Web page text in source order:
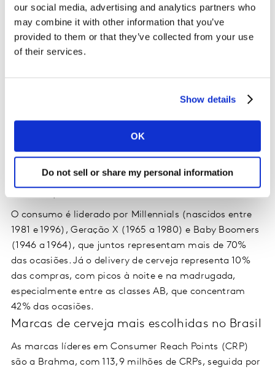
our social media, advertising and analytics partners who
may combine it with other information that you’ve
provided to them or that they’ve collected from your use
of their services.
Show details
OK
Do not sell or share my personal information
com maior frequência. O gasto médio anual por pessoa
é de R$ 145, com cerca de quatro idas por ano.
Motivações e tendências de consumo
consumir cerveja fora de casa estão o apreço pelo
sabor, citado por 43% dos entrevistados, seguido pelo
experimentar novos sabores, com aumento de 35% nas
unidades consumidas com esse propósito.
Perfil dos consumidores e comportamento
de compra
O consumo é liderado por Millennials (nascidos entre
1981 e 1996), Geração X (1965 a 1980) e Baby Boomers
(1946 a 1964), que juntos representam mais de 70%
das ocasiões. Já o delivery de cerveja representa 10%
das compras, com picos à noite e na madrugada,
especialmente entre as classes AB, que concentram
42% das ocasiões.
Marcas de cerveja mais escolhidas no Brasil
As marcas líderes em Consumer Reach Points (CRP)
são a Brahma, com 113,9 milhões de CRPs, seguida por